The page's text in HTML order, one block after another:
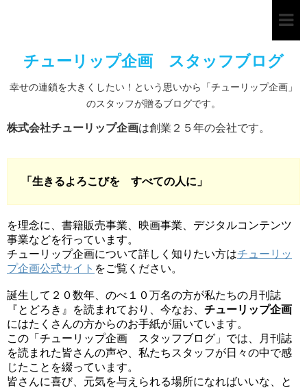
チューリップ企画 スタッフブログ
幸せの連鎖を大きくしたい！という思いから「チューリップ企画」
のスタッフが贈るブログです。
株式会社チューリップ企画は創業２５年の会社です。
「生きるよろこびを すべての人に」
を理念に、書籍販売事業、映画事業、デジタルコンテンツ
事業などを行っています。
チューリップ企画について詳しく知りたい方はチューリッ
プ企画公式サイト をご覧ください。
誕生して２０数年、のべ１０万名の方が私たちの月刊誌
『とどろき』を読まれており、今なお、 チューリップ企画
にはたくさんの方からのお手紙が届いています。
この「チューリップ企画 スタッフブログ」では、月刊誌
を読まれた皆さんの声や、私たちスタッフが日々の中で感
じたことを綴っています。
皆さんに喜び、元気を与えられる場所になればいいな、と